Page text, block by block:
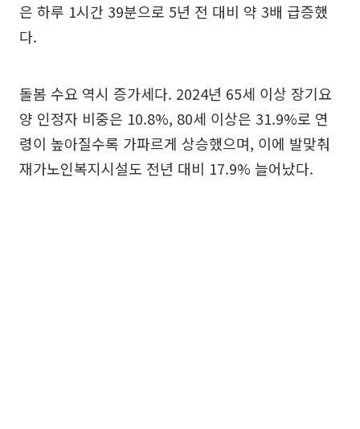
은 하루 1시간 39분으로 5년 전 대비 약 3배 급증했
다.
돌봄 수요 역시 증가세다. 2024년 65세 이상 장기요
양 인정자 비중은 10.8%, 80세 이상은 31.9%로 연
령이 높아질수록 가파르게 상승했으며, 이에 발맞춰
재가노인복지시설도 전년 대비 17.9% 늘어났다.